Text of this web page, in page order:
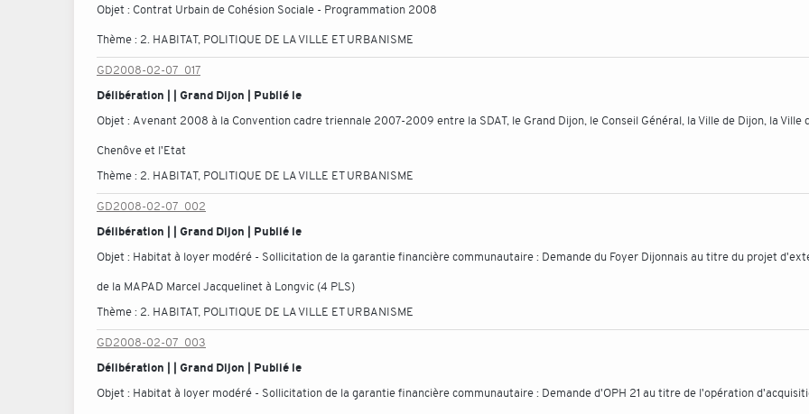
Objet : Contrat Urbain de Cohésion Sociale - Programmation 2008
Thème : 2. HABITAT, POLITIQUE DE LA VILLE ET URBANISME
GD2008-02-07_017
Délibération | | Grand Dijon | Publié le
Objet : Avenant 2008 à la Convention cadre triennale 2007-2009 entre la SDAT, le Grand Dijon, le Conseil Général, la Ville de Dijon, la Ville
Chenôve et l'Etat
Thème : 2. HABITAT, POLITIQUE DE LA VILLE ET URBANISME
GD2008-02-07_002
Délibération | | Grand Dijon | Publié le
Objet : Habitat à loyer modéré - Sollicitation de la garantie financière communautaire : Demande du Foyer Dijonnais au titre du projet
de la MAPAD Marcel Jacquelinet à Longvic (4 PLS)
Thème : 2. HABITAT, POLITIQUE DE LA VILLE ET URBANISME
GD2008-02-07_003
Délibération | | Grand Dijon | Publié le
Objet : Habitat à loyer modéré - Sollicitation de la garantie financière communautaire : Demande d'OPH 21 au titre de l'opération